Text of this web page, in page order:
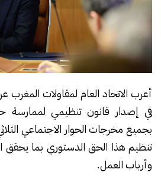
أعرب الاتحاد العام لمقاولات المغرب
في إصدار قانون تنظيمي لممارسة
بجميع مخرجات الحوار الاجتماعي
تنظيم هذا الحق الدستوري بما يحقق
وأرباب العمل.